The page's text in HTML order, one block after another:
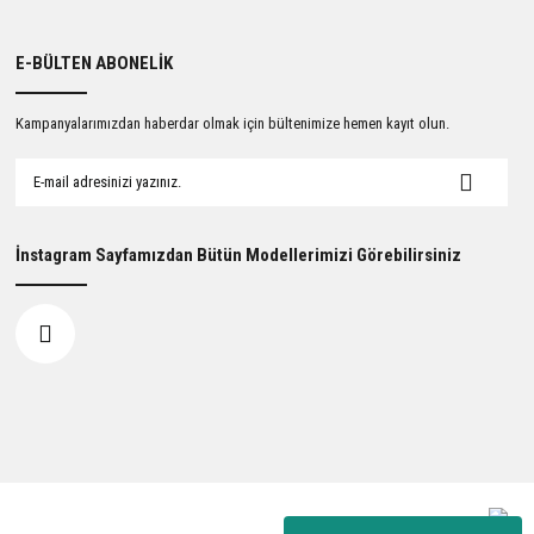
E-BÜLTEN ABONELİK
Kampanyalarımızdan haberdar olmak için bültenimize hemen kayıt olun.
İnstagram Sayfamızdan Bütün Modellerimizi Görebilirsiniz